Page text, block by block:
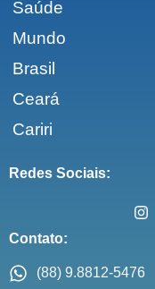
Saúde
Mundo
Brasil
Ceará
Cariri
Redes Sociais:
Contato:
(88) 9.8812-5476